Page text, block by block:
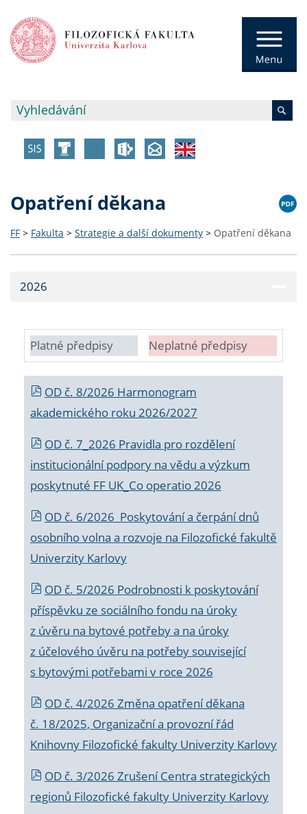
Opatření děkana
FF > Fakulta > Strategie a další dokumenty > Opatření děkana
2026
Platné předpisy Neplatné předpisy
OD č. 8/2026 Harmonogram
akademického roku 2026/2027
OD č. 7_2026 Pravidla pro rozdělení
institucionální podpory na vědu a výzkum
poskytnuté FF UK_Co operatio 2026
OD č. 6/2026 Poskytování a čerpání dnů
osobního volna a rozvoje na Filozofické fakultě
Univerzity Karlovy
OD č. 5/2026 Podrobnosti k poskytování
příspěvku ze sociálního fondu na úroky
z úvěru na bytové potřeby a na úroky
z účelového úvěru na potřeby související
s bytovými potřebami v roce 2026
OD č. 4/2026 Změna opatření děkana
č. 18/2025, Organizační a provozní řád
Knihovny Filozofické fakulty Univerzity Karlovy
OD č. 3/2026 Zrušení Centra strategických
regionů Filozofické fakulty Univerzity Karlovy